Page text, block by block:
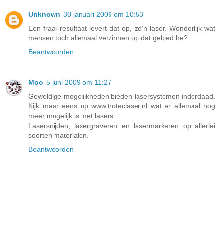
Unknown 30 januari 2009 om 10:53
Een fraai resultaat levert dat op, zo'n laser. Wonderlijk wat
mensen toch allemaal verzinnen op dat gebied he?
Beantwoorden
Moo 5 juni 2009 om 11:27
Geweldige mogelijkheden bieden lasersystemen inderdaad.
Kijk maar eens op www.troteclaser.nl wat er allemaal nog
meer mogelijk is met lasers:
Lasersnijden, lasergraveren en lasermarkeren op allerlei
soorten materialen.
Beantwoorden